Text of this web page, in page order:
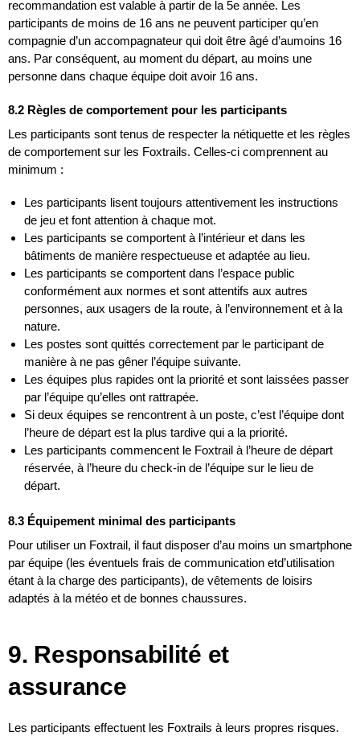
recommandation est valable à partir de la 5e année. Les
participants de moins de 16 ans ne peuvent participer qu’en
compagnie d’un accompagnateur qui doit être âgé d’aumoins 16
ans. Par conséquent, au moment du départ, au moins une
personne dans chaque équipe doit avoir 16 ans.
8.2 Règles de comportement pour les participants
Les participants sont tenus de respecter la nétiquette et les règles
de comportement sur les Foxtrails. Celles-ci comprennent au
minimum :
Les participants lisent toujours attentivement les instructions
de jeu et font attention à chaque mot.
Les participants se comportent à l’intérieur et dans les
bâtiments de manière respectueuse et adaptée au lieu.
Les participants se comportent dans l’espace public
conformément aux normes et sont attentifs aux autres
personnes, aux usagers de la route, à l’environnement et à la
nature.
Les postes sont quittés correctement par le participant de
manière à ne pas gêner l’équipe suivante.
Les équipes plus rapides ont la priorité et sont laissées passer
par l’équipe qu’elles ont rattrapée.
Si deux équipes se rencontrent à un poste, c’est l’équipe dont
l’heure de départ est la plus tardive qui a la priorité.
Les participants commencent le Foxtrail à l’heure de départ
réservée, à l’heure du check-in de l’équipe sur le lieu de
départ.
8.3 Équipement minimal des participants
Pour utiliser un Foxtrail, il faut disposer d’au moins un smartphone
par équipe (les éventuels frais de communication etd’utilisation
étant à la charge des participants), de vêtements de loisirs
adaptés à la météo et de bonnes chaussures.
9. Responsabilité et
assurance
Les participants effectuent les Foxtrails à leurs propres risques.